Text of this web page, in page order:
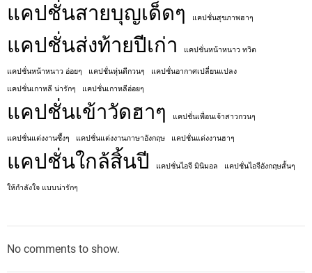
แคปชั่นสายบุญเด็ดๆ แคปชั่นสุขภาพฮาๆ
แคปชั่นส่งท้ายปีเก่า แคปชั่นหน้าหนาว ทวิต
แคปชั่นหน้าหนาว อ่อยๆ แคปชั่นหุ่นดีกวนๆ
แคปชั่นอากาศเปลี่ยนแปลง
แคปชั่นเกาหลี น่ารักๆ
แคปชั่นเกาหลีอ่อยๆ
แคปชั่นเข้าวัดฮาๆ แคปชั่นเพื่อนเจ้าสาวกวนๆ
แคปชั่นแต่งงานซึ้งๆ แคปชั่นแต่งงานภาษาอังกฤษ แคปชั่นแต่งงานฮาๆ
แคปชั่นใกล้สิ้นปี แคปชั่นไอจี มินิมอล แคปชั่นไอจีอังกฤษสั้นๆ
ให้กำลังใจ แบบน่ารักๆ
No comments to show.